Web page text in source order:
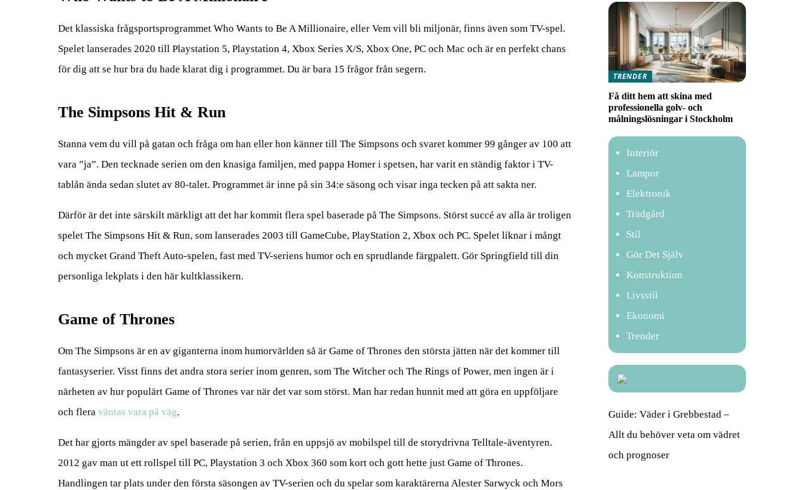
Det klassiska frågsportsprogrammet Who Wants to Be A Millionaire, eller Vem vill bli miljonär, finns även som TV-spel.
Spelet lanserades 2020 till Playstation 5, Playstation 4, Xbox Series X/S, Xbox One, PC och Mac och är en perfekt chans
för dig att se hur bra du hade klarat dig i programmet. Du är bara 15 frågor från segern.
The Simpsons Hit & Run
Stanna vem du vill på gatan och fråga om han eller hon känner till The Simpsons och svaret kommer 99 gånger av 100 att
vara ”ja”. Den tecknade serien om den knasiga familjen, med pappa Homer i spetsen, har varit en ständig faktor i TV-
tablån ända sedan slutet av 80-talet. Programmet är inne på sin 34:e säsong och visar inga tecken på att sakta ner.
Därför är det inte särskilt märkligt att det har kommit flera spel baserade på The Simpsons. Störst succé av alla är troligen
spelet The Simpsons Hit & Run, som lanserades 2003 till GameCube, PlayStation 2, Xbox och PC. Spelet liknar i mångt
och mycket Grand Theft Auto-spelen, fast med TV-seriens humor och en sprudlande färgpalett. Gör Springfield till din
personliga lekplats i den här kultklassikern.
Game of Thrones
Om The Simpsons är en av giganterna inom humorvärlden så är Game of Thrones den största jätten när det kommer till
fantasyserier. Visst finns det andra stora serier inom genren, som The Witcher och The Rings of Power, men ingen är i
närheten av hur populärt Game of Thrones var när det var som störst. Man har redan hunnit med att göra en uppföljare
och flera väntas vara på väg.
Det har gjorts mängder av spel baserade på serien, från en uppsjö av mobilspel till de storydrivna Telltale-äventyren.
2012 gav man ut ett rollspel till PC, Playstation 3 och Xbox 360 som kort och gott hette just Game of Thrones.
Handlingen tar plats under den första säsongen av TV-serien och du spelar som karaktärerna Alester Sarwyck och Mors
TRENDER
Få ditt hem att skina med
professionella golv- och
målningslösningar i Stockholm
Interiör
Lampor
Elektronik
Trädgård
Stil
Gör Det Själv
Konstruktion
Livsstil
Ekonomi
Trender
Guide: Väder i Grebbestad –
Allt du behöver veta om vädret
och prognoser